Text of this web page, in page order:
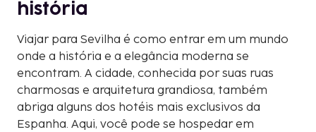
história
Viajar para Sevilha é como entrar em um mundo
onde a história e a elegância moderna se
encontram. A cidade, conhecida por suas ruas
charmosas e arquitetura grandiosa, também
abriga alguns dos hotéis mais exclusivos da
Espanha. Aqui, você pode se hospedar em